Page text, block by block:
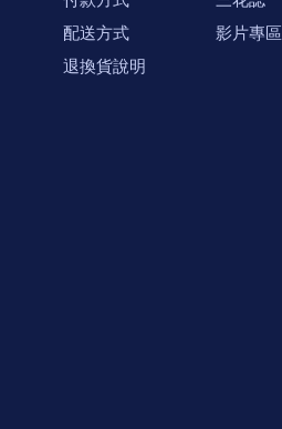
配送方式
退換貨說明
影片專區